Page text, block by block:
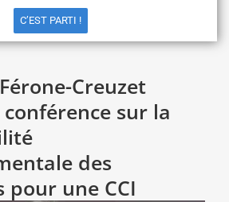
Creuzet
sur la
des
pour une CCI
C’EST PARTI !